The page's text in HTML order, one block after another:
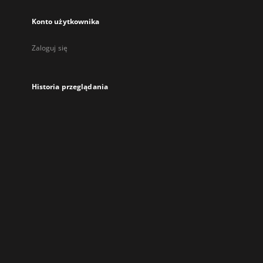
Konto użytkownika
Zaloguj się
Historia przeglądania